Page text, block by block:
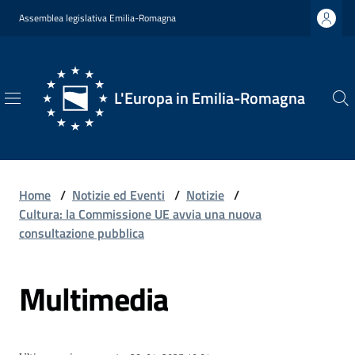
Vai al contenuto
Vai alla navigazione
Vai al footer
Assemblea legislativa Emilia-Romagna
L'Europa in Emilia-Romagna
L'Europa
Romagna
Siamo
Home / Notizie ed Eventi / Notizie /
Cultura: la Commissione UE avvia una nuova
consultazione pubblica
Multimedia